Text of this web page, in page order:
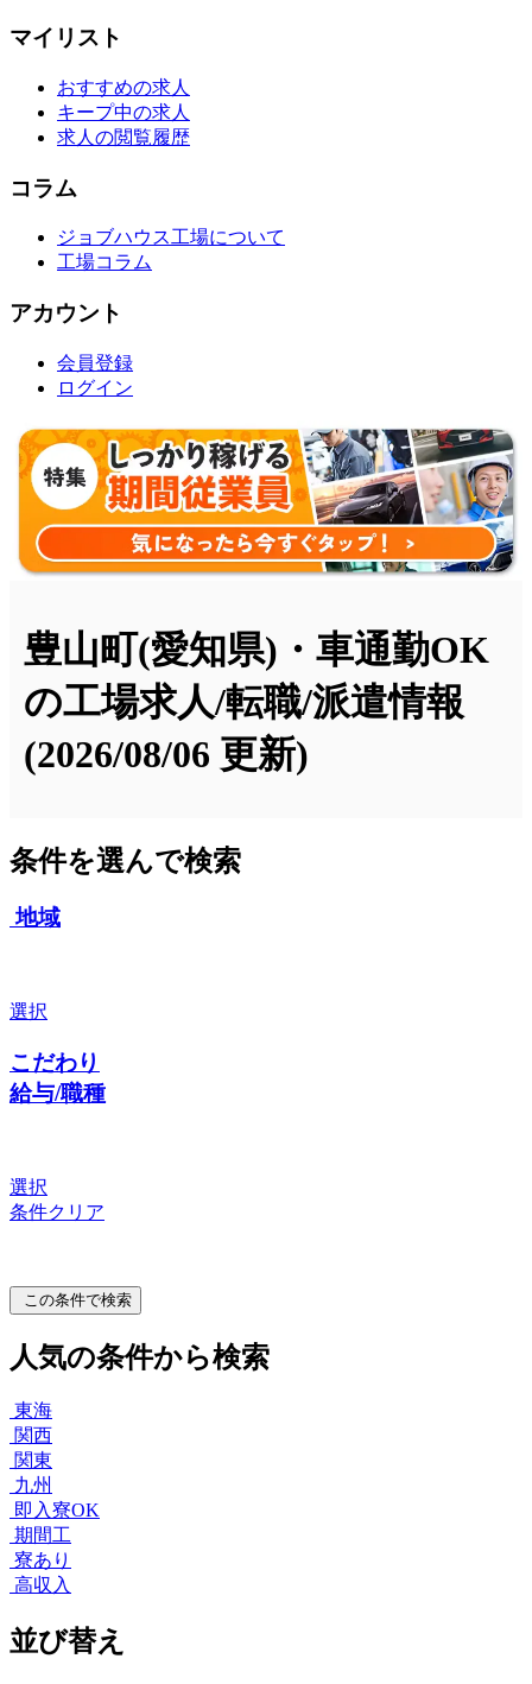
マイリスト
おすすめの求人
キープ中の求人
求人の閲覧履歴
コラム
ジョブハウス工場について
工場コラム
アカウント
会員登録
ログイン
豊山町(愛知県)・車通勤OK
の工場求人/転職/派遣情報
(2026/08/06 更新)
条件を選んで検索
地域
選択
こだわり
給与/職種
選択
条件クリア
この条件で検索
人気の条件から検索
東海
関西
関東
九州
即入寮OK
期間工
寮あり
高収入
並び替え